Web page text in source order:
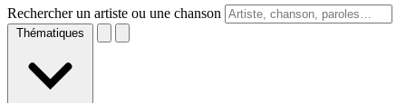
Rechercher un artiste ou une chanson
Thématiques